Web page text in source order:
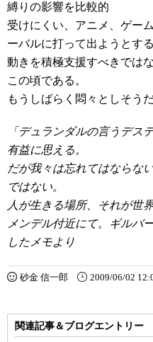
縛りの影響を比較的
受けにくい、アニメ、ゲー
ーバルに打って出ようとする
動きを積極支援すべきでは
この頃である。
もうしばらく悶々としそうだ
「デュランダルの言うデス
有益に思える。
だが我々は忘れてはならな
ではない。
人が生きる場所、それが世
メンデル付近にて。ギルバ
したメモより
砂金 信一郎 2009/06/02
関連記事＆ブログエントリー